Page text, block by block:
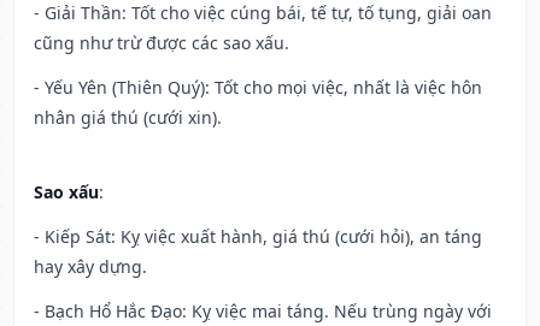
- Giải Thần: Tốt cho việc cúng bái, tế tự, tố tụng, giải oan
cũng như trừ được các sao xấu.
- Yếu Yên (Thiên Quý): Tốt cho mọi việc, nhất là việc hôn
nhân giá thú (cưới xin).
Sao xấu:
- Kiếp Sát: Kỵ việc xuất hành, giá thú (cưới hỏi), an táng
hay xây dựng.
- Bạch Hổ Hắc Đạo: Kỵ việc mai táng. Nếu trùng ngày với